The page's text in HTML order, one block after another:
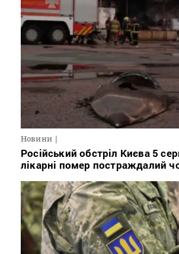
Новини
Російський обстріл Києва 5
лікарні помер постраждалий